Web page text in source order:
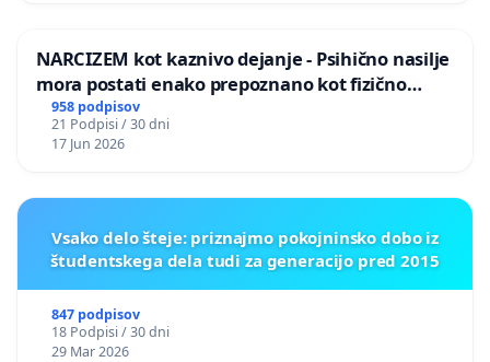
NARCIZEM kot kaznivo dejanje - Psihično nasilje
mora postati enako prepoznano kot fizično
nasilje
958 podpisov
21 Podpisi / 30 dni
17 Jun 2026
Vsako delo šteje: priznajmo pokojninsko dobo iz
študentskega dela tudi za generacijo pred 2015
847 podpisov
18 Podpisi / 30 dni
29 Mar 2026